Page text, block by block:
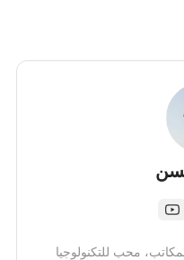
محب للتكنولوجيا